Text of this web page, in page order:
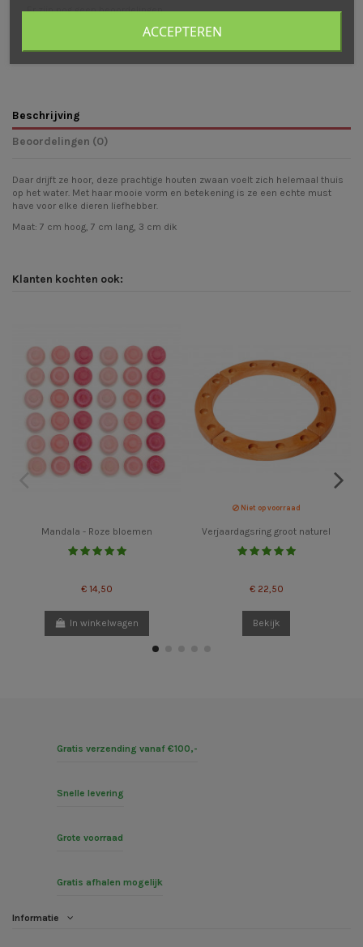
Er zijn nog geen beoordelingen
Schrijf een beoordeling
Beschrijving
Beoordelingen (0)
Daar drijft ze hoor, deze prachtige houten zwaan voelt zich helemaal thuis
op het water. Met haar mooie vorm en betekening is ze een echte must
have voor elke dieren liefhebber.
Maat: 7 cm hoog, 7 cm lang, 3 cm dik
Klanten kochten ook:
Mandala - Roze bloemen
€ 14,50
In winkelwagen
Niet op voorraad
Verjaardagsring groot naturel
€ 22,50
Bekijk
Gratis verzending vanaf €100,-
Snelle levering
Grote voorraad
Gratis afhalen mogelijk
Informatie
ACCEPTEREN